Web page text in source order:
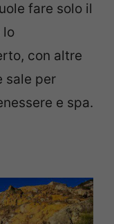
fare solo il
lo
con altre
sale per
e spa.